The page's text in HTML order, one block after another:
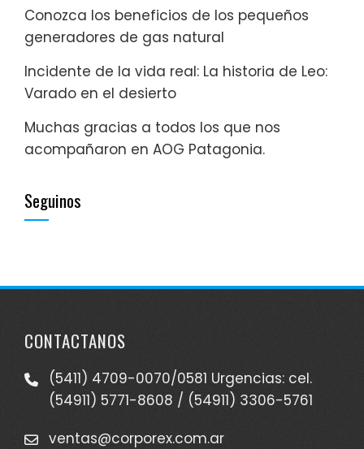
Conozca los beneficios de los pequeños
generadores de gas natural
Incidente de la vida real: La historia de Leo:
Varado en el desierto
Muchas gracias a todos los que nos
acompañaron en AOG Patagonia.
Seguinos
CONTACTANOS
(5411) 4709-0070/0581 Urgencias: cel.
(54911) 5771-8608 / (54911) 3306-5761
ventas@corporex.com.ar